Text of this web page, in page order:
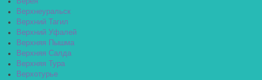
Верхнеуральск
Верхний Тагил
Верхний Уфалей
Верхняя Пышма
Верхняя Салда
Верхняя Тура
Верхотурье